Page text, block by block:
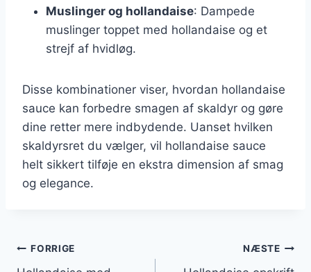
Muslinger og hollandaise: Dampede
muslinger toppet med hollandaise og et
strejf af hvidløg.
Disse kombinationer viser, hvordan hollandaise
sauce kan forbedre smagen af skaldyr og gøre
dine retter mere indbydende. Uanset hvilken
skaldyrsret du vælger, vil hollandaise sauce
helt sikkert tilføje en ekstra dimension af smag
og elegance.
Indlægsnavigation
FORRIGE NÆSTE